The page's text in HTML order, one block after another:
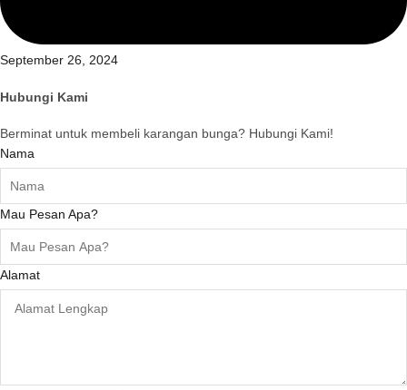
September 26, 2024
Hubungi Kami
Berminat untuk membeli karangan bunga? Hubungi Kami!
Nama
Mau Pesan Apa?
Alamat